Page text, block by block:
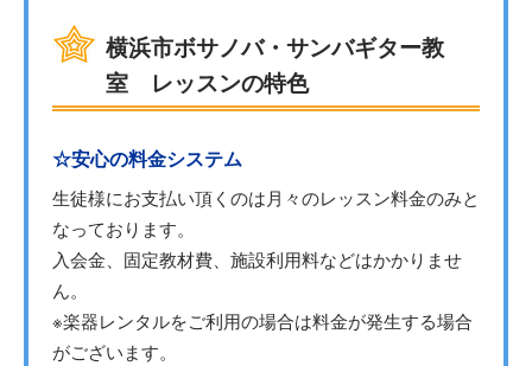
横浜市ボサノバ・サンバギター教
室 レッスンの特色
☆安心の料金システム
生徒様にお支払い頂くのは月々のレッスン料金のみと
なっております。
入会金、固定教材費、施設利用料などはかかりませ
ん。
※楽器レンタルをご利用の場合は料金が発生する場合
がございます。